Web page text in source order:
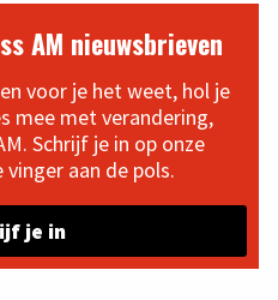
AM nieuwsbrieven
voor je het weet, hol je
mee met verandering,
Schrijf je in op onze
aan de pols.
je in